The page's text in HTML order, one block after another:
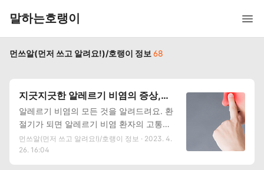
말하는호랭이
먼쓰알(먼저 쓰고 알려요!)/호랭이 정보 68
지긋지긋한 알레르기 비염의 증상,원
인, 치료, 예방법까지 총정리
알레르기 비염의 모든 것을 알려드려요. 환
절기가 되면 알레르기 비염 환자의 고통은
시작됩니다. 아는 사람만 아는 알레르기 비
염의 고통이죠. 알레르기 비염의 원인과 증
먼쓰알(먼저 쓰고 알려요!)/호랭이 정보 · 2023. 4.
26. 16:04